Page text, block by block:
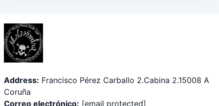
Address: Francisco Pérez Carballo 2.Cabina 2.15008 A
Coruña
Correo electrónico: [email protected]